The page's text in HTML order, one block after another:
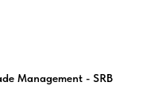
Management - SRB